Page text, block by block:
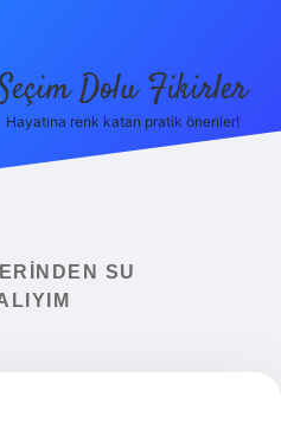
Dolu Fikirler
Hayatına renk katan pratik öneriler!
SU